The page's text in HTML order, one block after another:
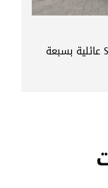
ميتسوبيشي دستنيتور الجديدة كلياً: SUV عائلية بسبعة